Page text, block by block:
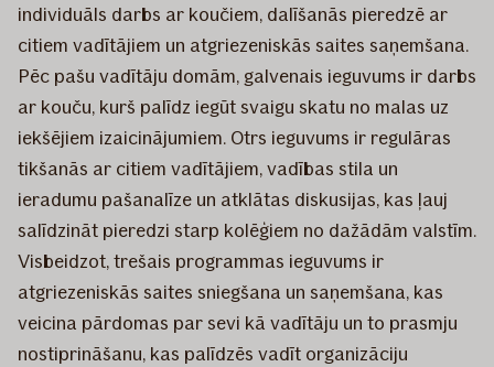
individuāls darbs ar koučiem, dalīšanās pieredzē ar
citiem vadītājiem un atgriezeniskās saites saņemšana.
Pēc pašu vadītāju domām, galvenais ieguvums ir darbs
ar kouču, kurš palīdz iegūt svaigu skatu no malas uz
iekšējiem izaicinājumiem. Otrs ieguvums ir regulāras
tikšanās ar citiem vadītājiem, vadības stila un
ieradumu pašanalīze un atklātas diskusijas, kas ļauj
salīdzināt pieredzi starp kolēģiem no dažādām valstīm.
Visbeidzot, trešais programmas ieguvums ir
atgriezeniskās saites sniegšana un saņemšana, kas
veicina pārdomas par sevi kā vadītāju un to prasmju
nostiprināšanu, kas palīdzēs vadīt organizāciju